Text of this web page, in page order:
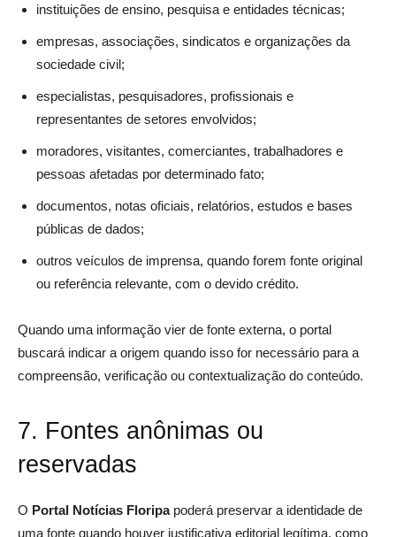
instituições de ensino, pesquisa e entidades técnicas;
empresas, associações, sindicatos e organizações da
sociedade civil;
especialistas, pesquisadores, profissionais e
representantes de setores envolvidos;
moradores, visitantes, comerciantes, trabalhadores e
pessoas afetadas por determinado fato;
documentos, notas oficiais, relatórios, estudos e bases
públicas de dados;
outros veículos de imprensa, quando forem fonte original
ou referência relevante, com o devido crédito.
Quando uma informação vier de fonte externa, o portal
buscará indicar a origem quando isso for necessário para a
compreensão, verificação ou contextualização do conteúdo.
7. Fontes anônimas ou
reservadas
O Portal Notícias Floripapoderá preservar a identidade de
uma fonte quando houver justificativa editorial legítima, como